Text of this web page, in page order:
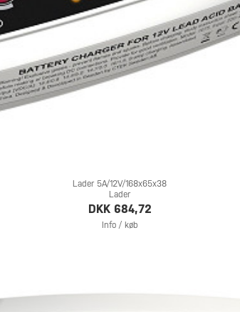
Lader 5A/12V/168x65x38
Lader
DKK 684,72
Info / køb